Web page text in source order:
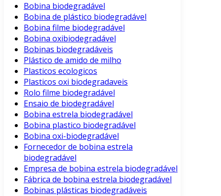
Bobina biodegradável
Bobina de plástico biodegradável
Bobina filme biodegradável
Bobina oxibiodegradável
Bobinas biodegradáveis
Plástico de amido de milho
Plasticos ecologicos
Plasticos oxi biodegradaveis
Rolo filme biodegradável
Ensaio de biodegradável
Bobina estrela biodegradável
Bobina plastico biodegradável
Bobina oxi-biodegradável
Fornecedor de bobina estrela
biodegradável
Empresa de bobina estrela biodegradável
Fábrica de bobina estrela biodegradável
Bobinas plásticas biodegradáveis